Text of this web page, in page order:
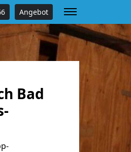
Angebot
Bad